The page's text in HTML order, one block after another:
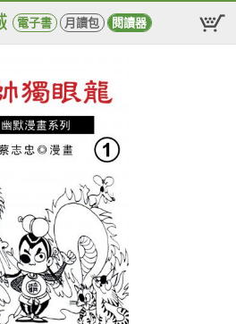
電子書 月讀包 閱讀器